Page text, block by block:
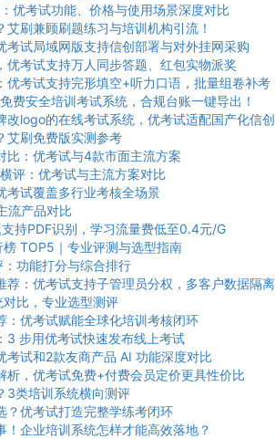
优考试功能、价格与使用场景深度对比
刷兼顾刷题练习与培训机构引流！
考试局域网版支持信创部署与对外挂网采购
优考试支持万人同步答题、红包实物派奖
优考试支持完形填空+听力口语，批量组卷补考
费安全培训考试系统，合规台账一键导出！
改logo的在线考试系统，优考试适配国产化信创
艾刷免费版实测参考
比：优考试与4款市面主流方案
评：优考试与主流方案对比
考试覆盖多行业考核全场景
流产品对比
持PDF识别，学习流量费低至0.4元/G
TOP5｜专业评测与选型指南
功能打分与综合排行
荐：优考试支持子管理员分权，多客户数据隔离
比，专业选型测评
：优考试赋能全球化培训考核闭环
3 步用优考试快速发布线上考试
考试和2款友商产品 AI 功能深度对比
析，优考试免费+付费会员定价更具性价比
3类培训系统横向测评
？优考试打造完整学练考闭环
！企业培训系统怎样才能高效落地？